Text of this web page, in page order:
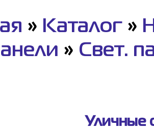
» Каталог »
» Свет.
Уличные